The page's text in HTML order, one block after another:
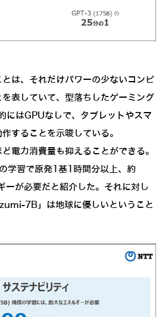
は、それだけパワーの少ないコンピ
表していて、型落ちしたゲーミング
にはGPUなしで、タブレットやスマ
することを示唆している。
電力消費量も抑えることができる。
学習で原発1基1時間分以上、約
ーが必要だと紹介した。それに対し
7B」は地球に優しいということ